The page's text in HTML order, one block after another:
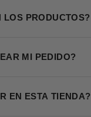
LOS PRODUCTOS?
MI PEDIDO?
EN ESTA TIENDA?